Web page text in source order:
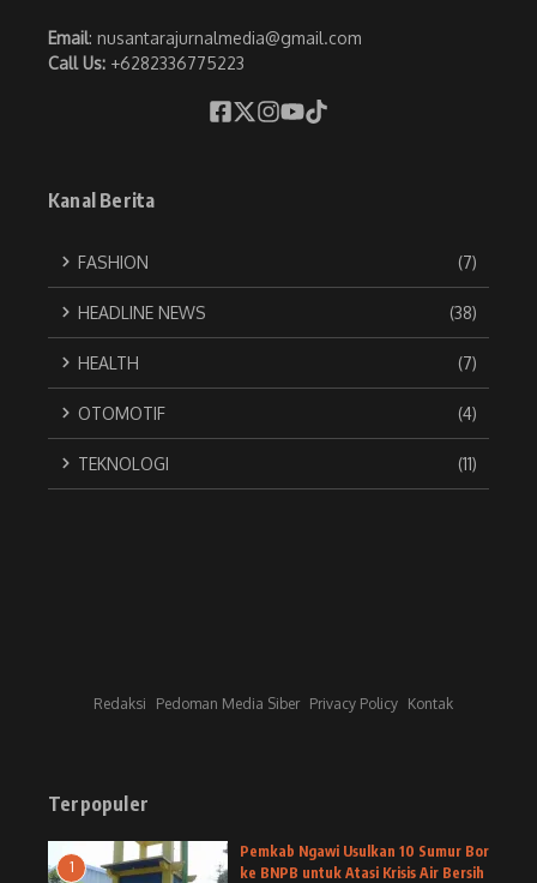
Email: nusantarajurnalmedia@gmail.com
Call Us: +6282336775223
Kanal Berita
FASHION (7)
HEADLINE NEWS (38)
HEALTH (7)
OTOMOTIF (4)
TEKNOLOGI (11)
Redaksi Pedoman Media Siber Privacy Policy Kontak
Terpopuler
1
Pemkab Ngawi Usulkan 10 Sumur Bor
ke BNPB untuk Atasi Krisis Air Bersih